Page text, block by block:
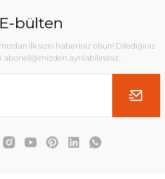
E-bülten
ilk sizin haberiniz olsun! Dilediğiniz
ayrılabilirsiniz.